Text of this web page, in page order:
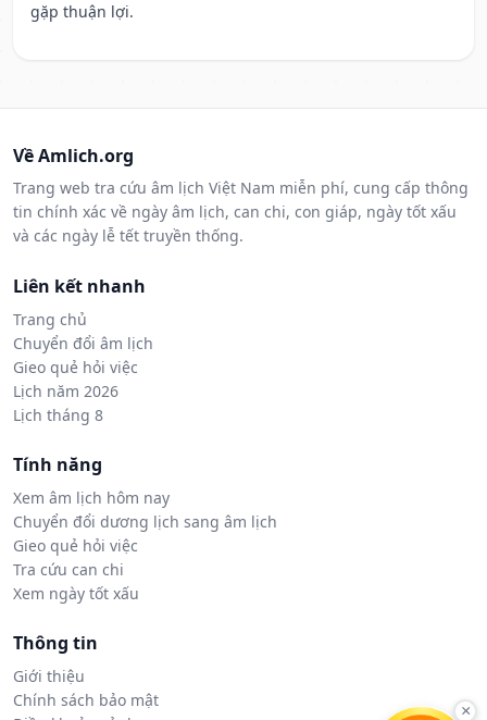
gặp thuận lợi.
Về Amlich.org
Trang web tra cứu âm lịch Việt Nam miễn phí, cung cấp thông
tin chính xác về ngày âm lịch, can chi, con giáp, ngày tốt xấu
và các ngày lễ tết truyền thống.
Liên kết nhanh
Trang chủ
Chuyển đổi âm lịch
Gieo quẻ hỏi việc
Lịch năm 2026
Lịch tháng 8
Tính năng
Xem âm lịch hôm nay
Chuyển đổi dương lịch sang âm lịch
Gieo quẻ hỏi việc
Tra cứu can chi
Xem ngày tốt xấu
Thông tin
Giới thiệu
Chính sách bảo mật
×